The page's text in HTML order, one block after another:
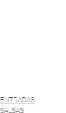
ENTRADAS
SALSAS